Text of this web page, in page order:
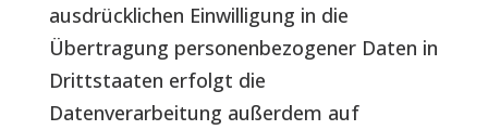
ausdrücklichen Einwilligung in die
Übertragung personenbezogener Daten in
Drittstaaten erfolgt die
Datenverarbeitung außerdem auf